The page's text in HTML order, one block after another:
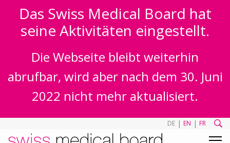
Das Swiss Medical Board hat
seine Aktivitäten eingestellt.
Die Webseite bleibt weiterhin
abrufbar, wird aber nach dem 30. Juni
2022 nicht mehr aktualisiert.
DE | EN | FR